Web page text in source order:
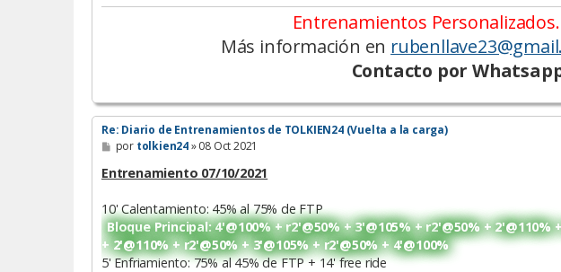
Entrenamientos
Más información en
Contacto por
Re: Diario de Entrenamientos de TOLKIEN24 (Vuelta a la carga)
M
e
n
s
j
e
por tolkien24»08 Oct 2021
Entrenamiento 07/10/2021
10' Calentamiento: 45% al 75% de FTP
Bloque Principal: 4'@100% + r2'@50% + 3'@105% + r2'@50% + 2'@110%
+ 2'@110% + r2'@50% + 3'@105% + r2'@50% + 4'@100%
5' Enfriamiento: 75% al 45% de FTP + 14' free ride